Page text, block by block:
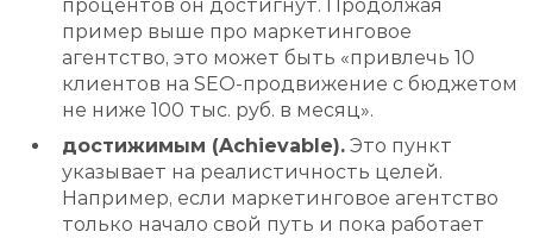
процентов он достигнут. Продолжая
пример выше про маркетинговое
агентство, это может быть «привлечь 10
клиентов на SEO-продвижение с бюджетом
не ниже 100 тыс. руб. в месяц».
достижимым (Achievable). Это пункт
указывает на реалистичность целей.
Например, если маркетинговое агентство
только начало свой путь и пока работает